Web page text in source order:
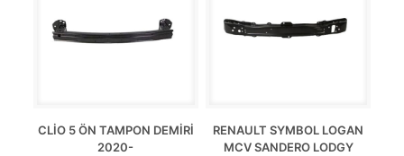
CLİO 5 ÖN TAMPON DEMİRİ
2020-
RENAULT SYMBOL LOGAN
MCV SANDERO LODGY